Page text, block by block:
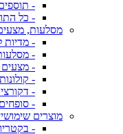
-
- כל
מסלעות,
- מדיות
-
- מצעים
-
-
-
מוצרים
-